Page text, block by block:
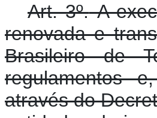
Art. 3º.A
renovada e
Brasileiro de
regulamentos
através do